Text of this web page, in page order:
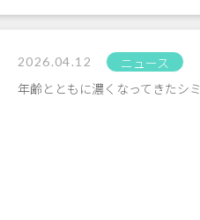
2026.04.12
ニュース
年齢とともに濃くなってきたシ